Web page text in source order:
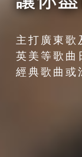
主打廣東歌
英美等歌曲
經典歌曲或